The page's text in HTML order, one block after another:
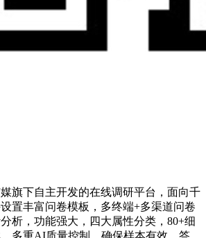
旗下自主开发的在线调研平台，面向千
置丰富问卷模板，多终端+多渠道问卷
析，功能强大，四大属性分类，80+细
多重AI质量控制，确保样本有效、答